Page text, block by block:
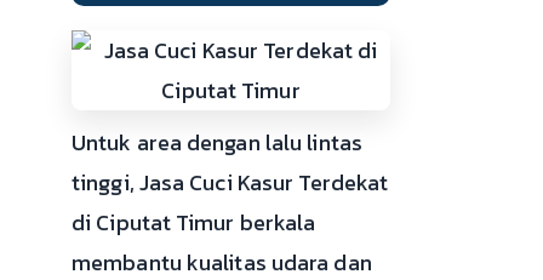
Untuk area dengan lalu lintas
tinggi, Jasa Cuci Kasur Terdekat
di Ciputat Timur berkala
membantu kualitas udara dan